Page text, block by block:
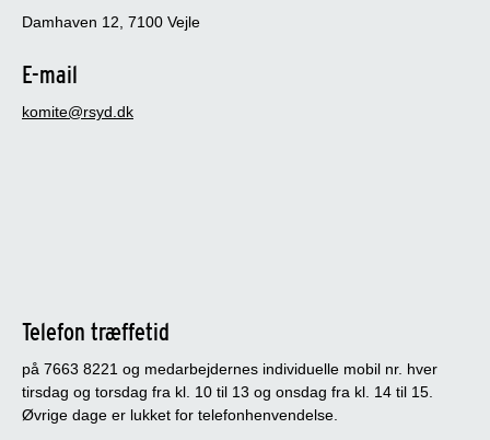
Damhaven 12, 7100 Vejle
E-mail
komite@rsyd.dk
Telefon træffetid
på 7663 8221 og medarbejdernes individuelle mobil nr. hver
tirsdag og torsdag fra kl. 10 til 13 og onsdag fra kl. 14 til 15.
Øvrige dage er lukket for telefonhenvendelse.